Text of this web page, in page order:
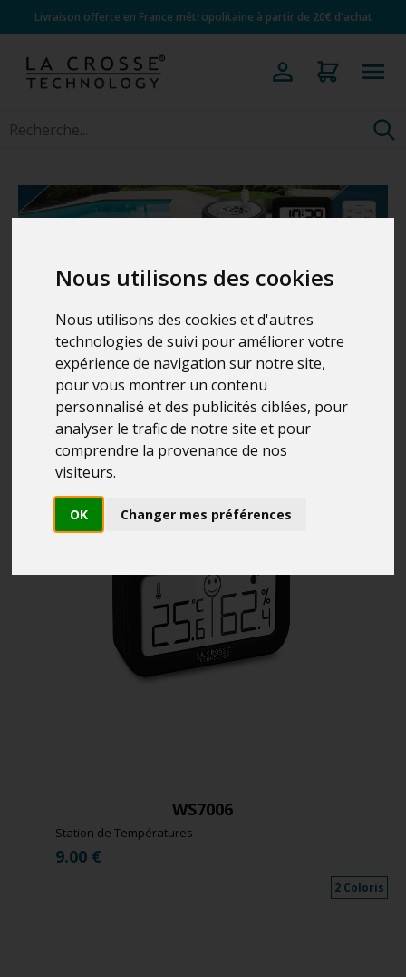
Nous utilisons des cookies
Nous utilisons des cookies et d'autres
technologies de suivi pour améliorer votre
expérience de navigation sur notre site,
pour vous montrer un contenu
personnalisé et des publicités ciblées, pour
analyser le trafic de notre site et pour
comprendre la provenance de nos
visiteurs.
OK Changer mes préférences
Livraison offerte en France métropolitaine à partir de 20€ d'achat
Nouveautés
WS7006
Station de Températures
9.00 €
2 Coloris